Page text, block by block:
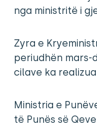
nga ministritë i
Zyra e
periudhën mars-
cilave ka
Ministria e
të Punës së